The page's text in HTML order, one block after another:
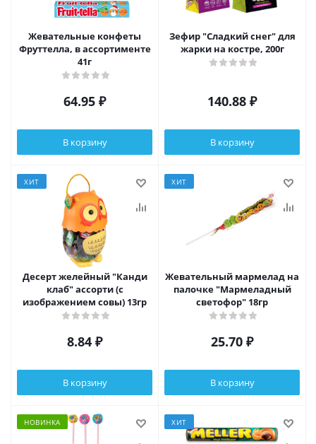
Жевательные конфеты
Фруттелла, в ассортименте
41г
64.95 ₽
В корзину
Зефир "Сладкий снег" для
жарки на костре, 200г
140.88 ₽
В корзину
ХИТ
Десерт желейный "Канди
клаб" ассорти (с
изображением совы) 13гр
8.84 ₽
В корзину
ХИТ
Жевательный мармелад на
палочке "Мармеладный
светофор" 18гр
25.70 ₽
В корзину
НОВИНКА ХИТ